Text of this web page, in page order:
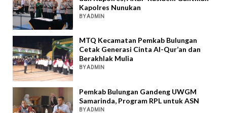
Kapolres Nunukan
BY ADMIN
MTQ Kecamatan Pemkab Bulungan
Cetak Generasi Cinta Al-Qur’an dan
Berakhlak Mulia
BY ADMIN
Pemkab Bulungan Gandeng UWGM
Samarinda, Program RPL untuk ASN
BY ADMIN